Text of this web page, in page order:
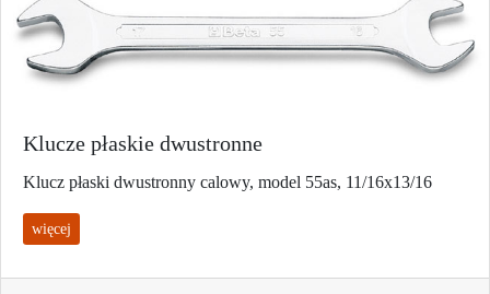
Klucze płaskie dwustronne
Klucz płaski dwustronny calowy, model 55as, 11/16x13/16
więcej